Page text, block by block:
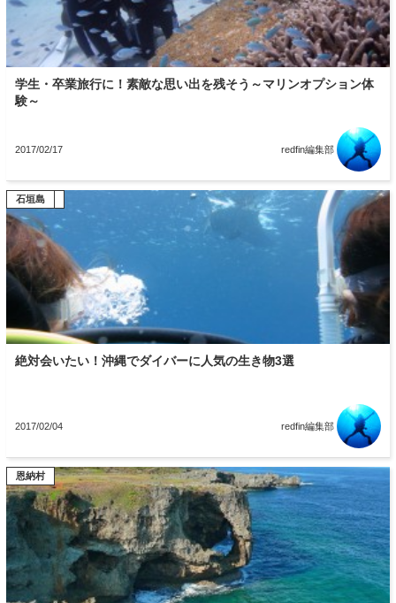
学生・卒業旅行に！素敵な思い出を残そう～マリンオプション体
験～
2017/02/17 redfin編集部
絶対会いたい！沖縄でダイバーに人気の生き物3選
2017/02/04
与那国島
恩納村
石垣島
redfin編集部
恩納村